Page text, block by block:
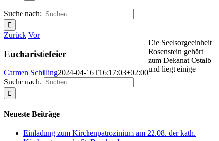
Suche nach:
Zurück Vor
Eucharistiefeier
Carmen Schilling2024-04-16T16:17:03+02:00
Suche nach:
Neueste Beiträge
Einladung zum Kirchenpatrozinium am 22.08. der kath.
Die Seelsorgeeinheit
Rosenstein gehört
zum Dekanat Ostalb
und liegt einige